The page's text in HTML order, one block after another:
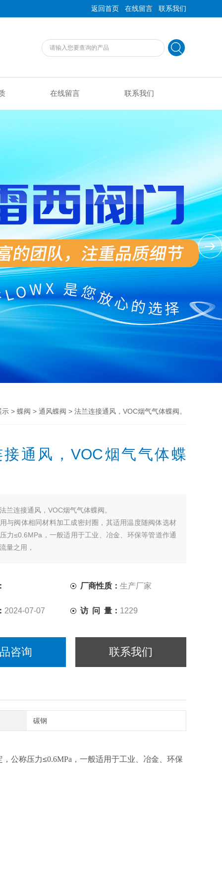
返回首页 | 在线留言 | 联系我们
在线留言 联系我们
示 > 蝶阀 > 通风蝶阀 > 法兰连接通风，VOC烟气气体蝶阀。
通风，VOC烟气气体蝶
兰连接通风，VOC烟气气体蝶阀。
与阀体相同材料加工成密封圈，其适用温度随阀体选材
力≤0.6MPa，一般适用于工业、冶金、环保等管道作通
量之用，
小，操作方便，胜利灵巧。厂商性质：生产厂家
2024-07-07 访 问 量： 1229
咨询 联系我们
碳钢
，公称压力≤0.6MPa ，一般适用于工业、冶金、环保